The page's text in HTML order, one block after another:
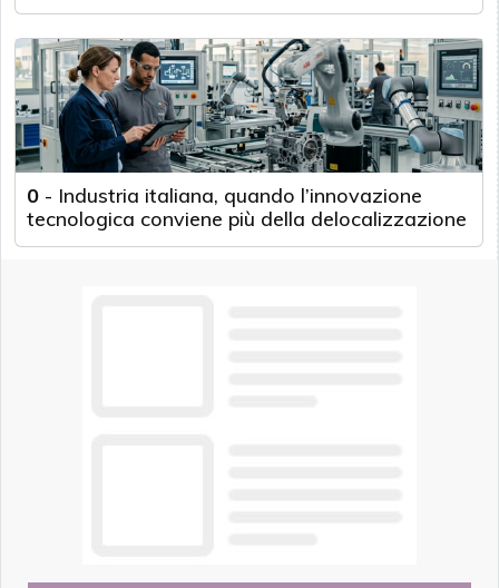
0 - Industria italiana, quando l’innovazione
tecnologica conviene più della delocalizzazione